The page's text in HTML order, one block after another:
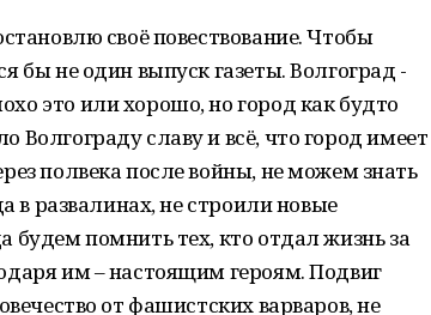
своё повествование. Чтобы
бы не один выпуск газеты. Волгоград -
это или хорошо, но город как будто
славу и всё, что город имеет
полвека после войны, не можем знать
в развалинах, не строили новые
помнить тех, кто отдал жизнь за
им – настоящим героям. Подвиг
от фашистских варваров, не